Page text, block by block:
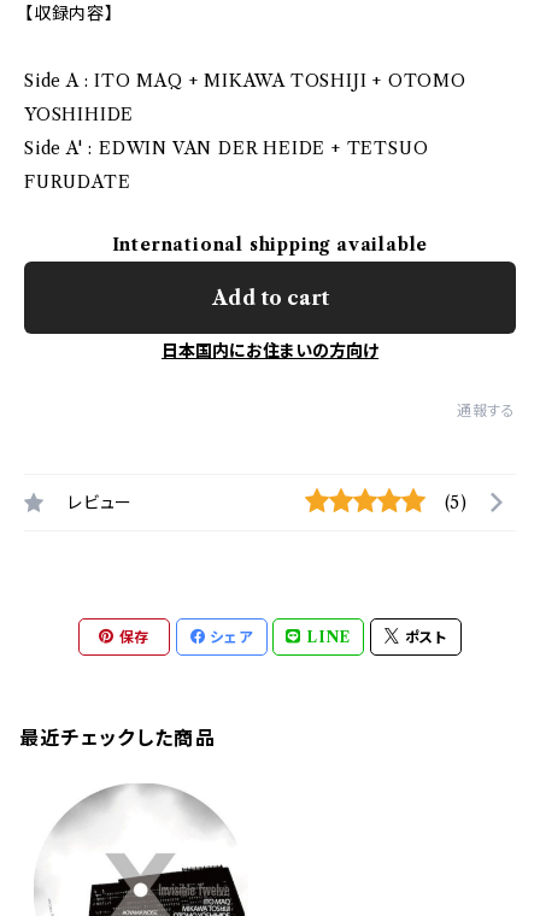
【収録内容】
Side A : ITO MAQ + MIKAWA TOSHIJI + OTOMO
YOSHIHIDE
Side A' : EDWIN VAN DER HEIDE + TETSUO
FURUDATE
International shipping available
Add to cart
日本国内にお住まいの方向け
通報する
レビュー (5)
保存 シェア LINE ポスト
最近チェックした商品